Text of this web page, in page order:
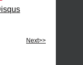
Next>>